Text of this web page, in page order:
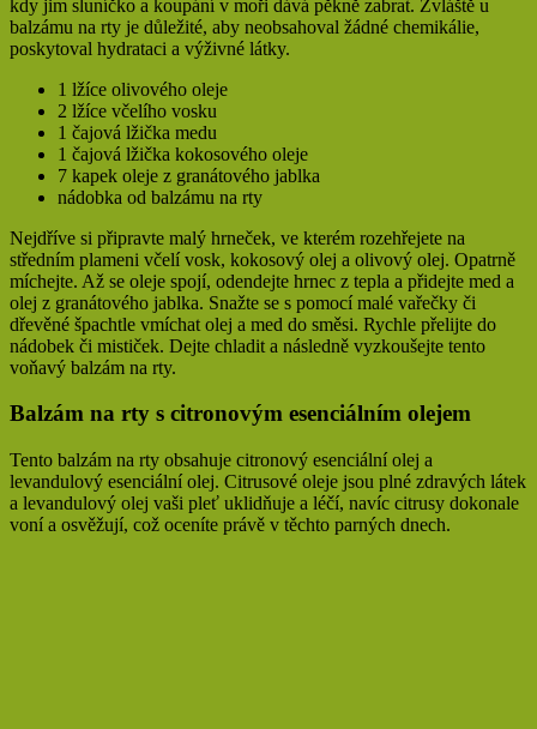
kdy jim sluníčko a koupání v moři dává pěkně zabrat. Zvláště u
balzámu na rty je důležité, aby neobsahoval žádné chemikálie,
poskytoval hydrataci a výživné látky.
1 lžíce olivového oleje
2 lžíce včelího vosku
1 čajová lžička medu
1 čajová lžička kokosového oleje
7 kapek oleje z granátového jablka
nádobka od balzámu na rty
Nejdříve si připravte malý hrneček, ve kterém rozehřejete na
středním plameni včelí vosk, kokosový olej a olivový olej. Opatrně
míchejte. Až se oleje spojí, odendejte hrnec z tepla a přidejte med a
olej z granátového jablka. Snažte se s pomocí malé vařečky či
dřevěné špachtle vmíchat olej a med do směsi. Rychle přelijte do
nádobek či mističek. Dejte chladit a následně vyzkoušejte tento
voňavý balzám na rty.
Balzám na rty s citronovým esenciálním olejem
Tento balzám na rty obsahuje citronový esenciální olej a
levandulový esenciální olej. Citrusové oleje jsou plné zdravých látek
a levandulový olej vaši pleť uklidňuje a léčí, navíc citrusy dokonale
voní a osvěžují, což oceníte právě v těchto parných dnech.